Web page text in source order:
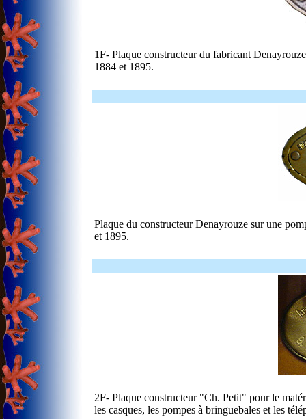
1F- Plaque constructeur du fabricant
1884 et 1895.
Plaque du constructeur Denayrouze sur une
et 1895.
2F- Plaque constructeur "Ch. Petit" pour le
les casques, les pompes à bringuebales et les